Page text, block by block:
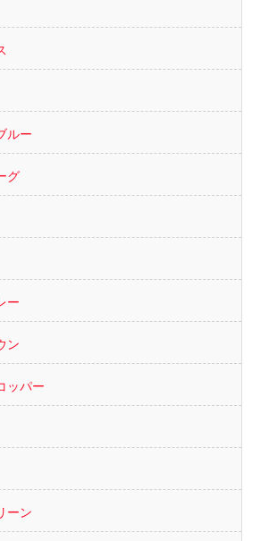
ルー
グ
ー
ン
ッパー
ーン